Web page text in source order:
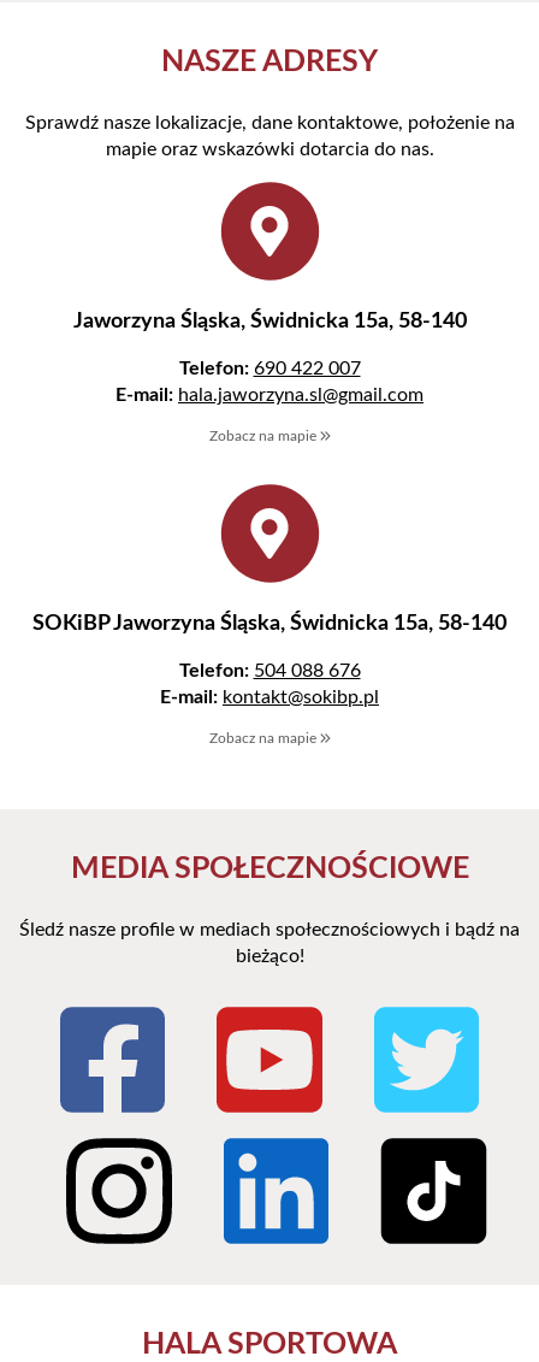
NASZE ADRESY
Sprawdź nasze lokalizacje, dane kontaktowe, położenie na
mapie oraz wskazówki dotarcia do nas.
Jaworzyna Śląska, Świdnicka 15a, 58-140
Telefon: 690 422 007
E-mail: hala.jaworzyna.sl@gmail.com
Zobacz na mapie
SOKiBP Jaworzyna Śląska, Świdnicka 15a, 58-140
Telefon: 504 088 676
E-mail: kontakt@sokibp.pl
Zobacz na mapie
MEDIA SPOŁECZNOŚCIOWE
Śledź nasze profile w mediach społecznościowych i bądź na
bieżąco!
HALA SPORTOWA